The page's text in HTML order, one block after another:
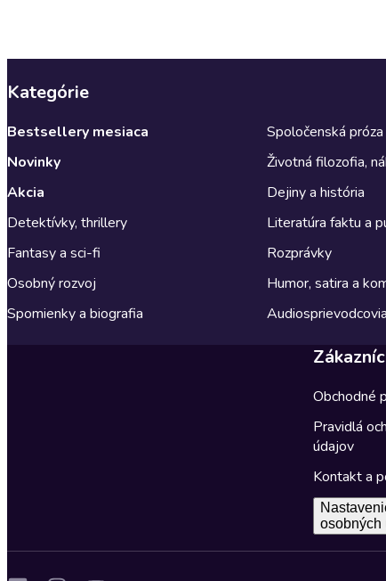
Kategórie
Bestsellery mesiaca
Novinky
Akcia
Detektívky, thrillery
Fantasy a sci-fi
Osobný rozvoj
Spomienky a biografia
Spoločenská próza
Životná filozofia,
Dejiny a história
Literatúra faktu a
Rozprávky
Humor, satira a
Audiosprievodcovia
Obchodné
Pravidlá
údajov
Kontakt a
osobných